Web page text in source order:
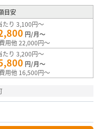
目安
たり 3,100円～
円/月～
用他 22,000円～
たり 3,200円～
円/月～
用他 16,500円～